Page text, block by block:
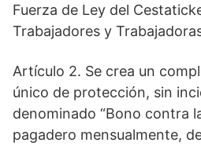
Fuerza de Ley del
Trabajadores y
Artículo 2. Se crea un
único de protección, sin
denominado “Bono contra
pagadero mensualmente,